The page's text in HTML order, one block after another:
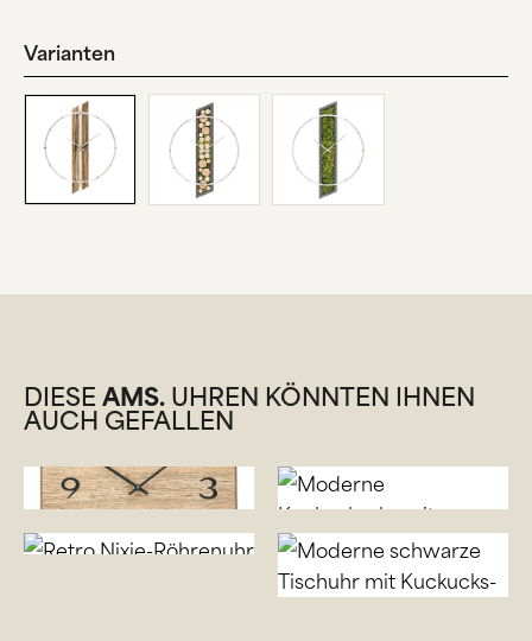
Varianten
DIESEAMS.UHREN KÖNNTEN IHNEN
AUCH GEFALLEN